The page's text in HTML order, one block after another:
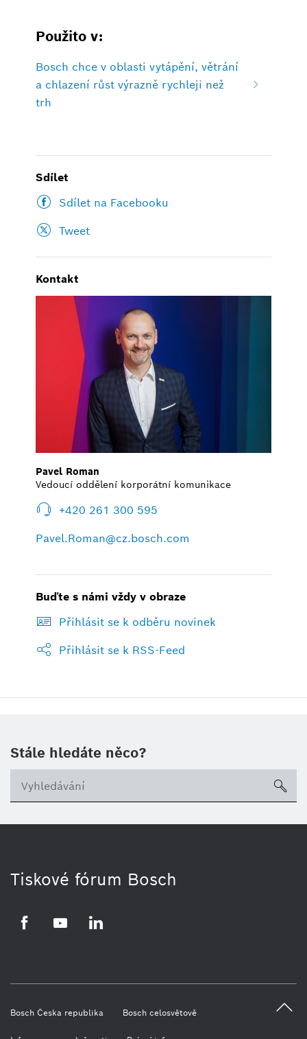
Použito v:
Bosch chce v oblasti vytápění, větrání
a chlazení růst výrazně rychleji než
trh
Sdílet
Sdílet na Facebooku
Tweet
Kontakt
Pavel Roman
Vedoucí oddělení korporátní komunikace
+420 261 300 595
Pavel.Roman@cz.bosch.com
Buďte s námi vždy v obraze
Přihlásit se k odběru novinek
Přihlásit se k RSS-Feed
Stále hledáte něco?
Tiskové fórum Bosch
Bosch Česka republika Bosch celosvětově